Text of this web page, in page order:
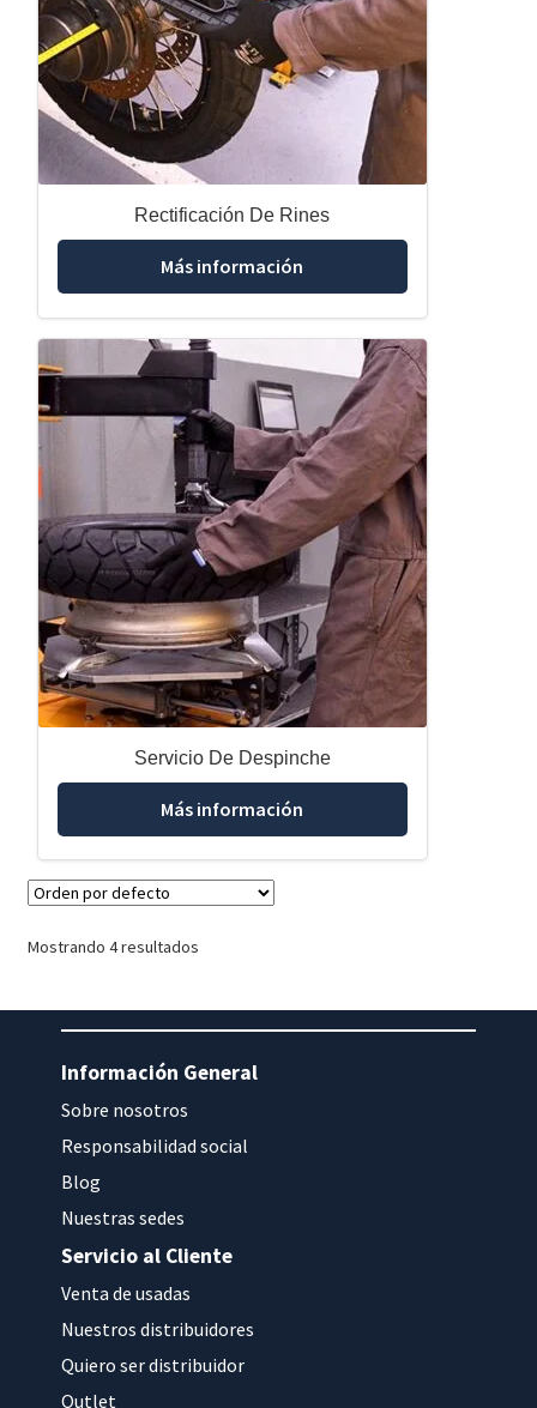
Rectificación De Rines
Más información
Servicio De Despinche
Más información
Mostrando 4 resultados
Información General
Sobre nosotros
Responsabilidad social
Blog
Nuestras sedes
Servicio al Cliente
Venta de usadas
Nuestros distribuidores
Quiero ser distribuidor
Outlet